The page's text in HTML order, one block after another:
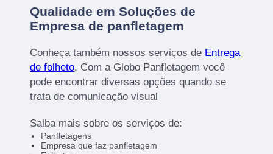
Qualidade em Soluções de
Empresa de panfletagem
Conheça também nossos serviços de Entrega
de folheto. Com a Globo Panfletagem você
pode encontrar diversas opções quando se
trata de comunicação visual
Saiba mais sobre os serviços de:
Panfletagens
Empresa que faz panfletagem